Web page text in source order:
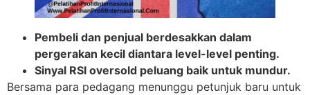
Pembeli dan penjual berdesakkan dalam
pergerakan kecil diantara level-level penting.
Sinyal RSI oversold peluang baik untuk mundur.
Bersama para pedagang menunggu petunjuk baru untuk